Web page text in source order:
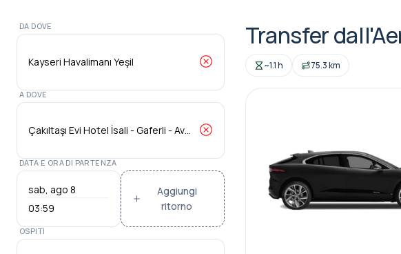
DA DOVE
A DOVE
DATA E ORA DI PARTENZA
03:59
Aggiungi
ritorno
OSPITI
Transfer
~1.1 h 75.3 km